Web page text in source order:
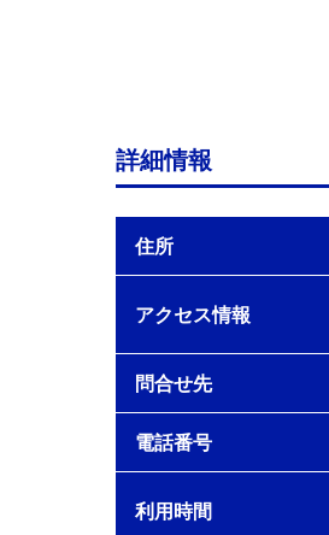
詳細情報
住所
アクセス情報
問合せ先
電話番号
利用時間